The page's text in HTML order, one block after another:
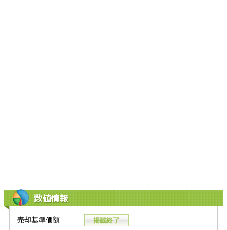
数値情報
売却基準価額